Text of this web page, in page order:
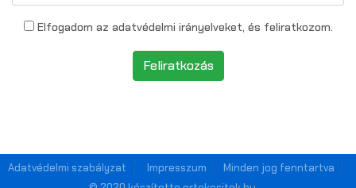
Elfogadom az adatvédelmi irányelveket, és feliratkozom.
Feliratkozás
Adatvédelmi szabályzat Impresszum
Minden jog fenntartva